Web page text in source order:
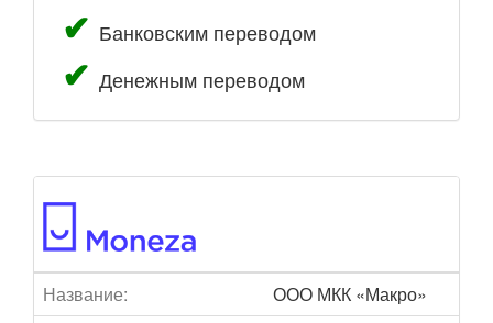
Банковским переводом
Денежным переводом
Название:
ООО МКК «Макро»